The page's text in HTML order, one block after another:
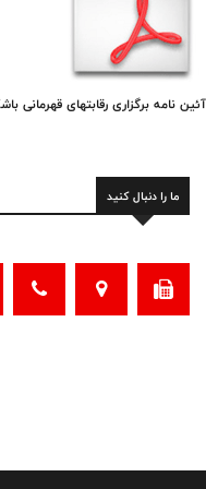
آئین نامه برگزاری رقابتهای قهرمانی
ما را دنبال کنید